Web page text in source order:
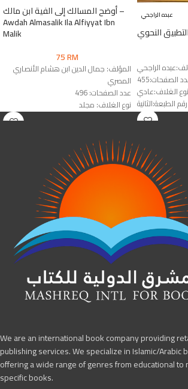
أوضح المسالك إلى الفية ابن مالك –
Awdah Almasalik Ila Alfiyyat Ibn
Malik
75RM
المؤلف: جمال الدين ابن هشام الأنصاري
المصري
عدد الصفحات: 496
نوع الغلاف: مجلد
عبده الراجحي
التطبيق النحوي
الراجحي
الصفحات:455
نوع الغلاف:عادي
رقم الطبعة:الثانية
العالمية
We are an international book company providing
publishing services. We specialize in Islamic/Arabic
offering a wide range of genres from educational to
specific books.